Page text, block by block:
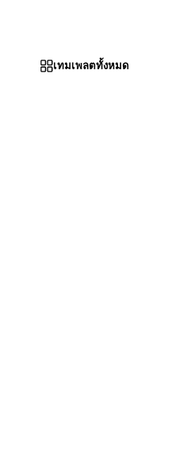
เทมเพลตทั้งหมด